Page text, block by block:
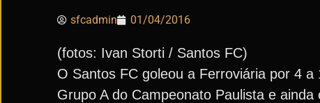
sfcadmin 01/04/2016
(fotos: Ivan Storti / Santos FC)
O Santos FC goleou a Ferroviária por 4
Grupo A do Campeonato Paulista e